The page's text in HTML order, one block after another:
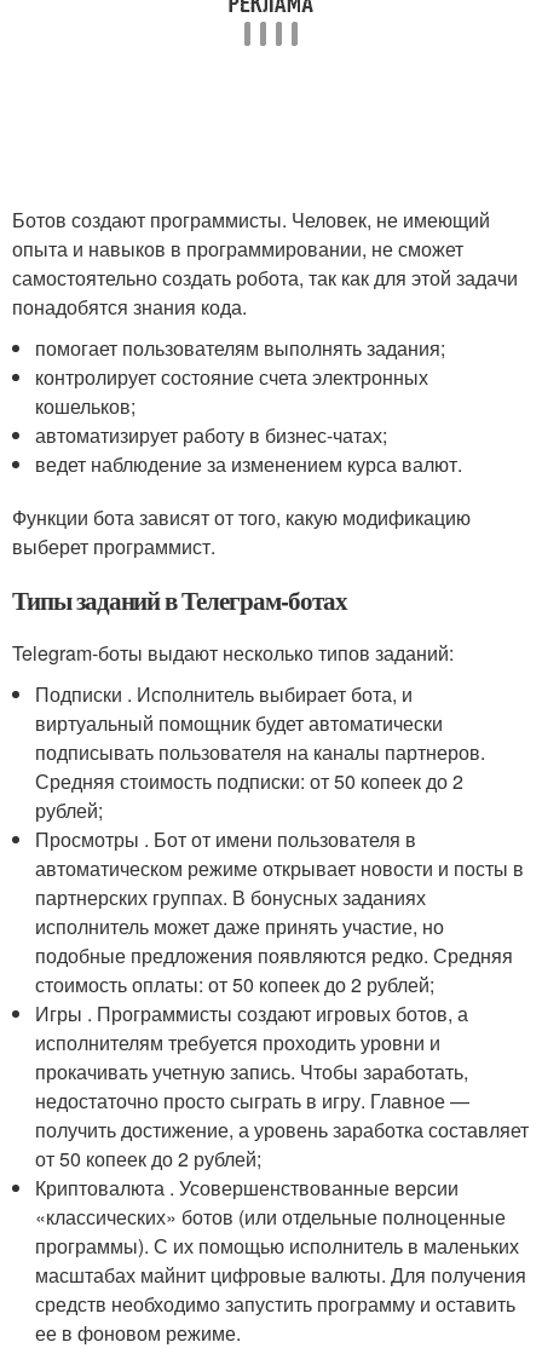
Ботов создают программисты. Человек, не имеющий
опыта и навыков в программировании, не сможет
самостоятельно создать робота, так как для этой задачи
понадобятся знания кода.
помогает пользователям выполнять задания;
контролирует состояние счета электронных
кошельков;
автоматизирует работу в бизнес-чатах;
ведет наблюдение за изменением курса валют.
Функции бота зависят от того, какую модификацию
выберет программист.
Типы заданий в Телеграм-ботах
Telegram-боты выдают несколько типов заданий:
Подписки . Исполнитель выбирает бота, и
виртуальный помощник будет автоматически
подписывать пользователя на каналы партнеров.
Средняя стоимость подписки: от 50 копеек до 2
рублей;
Просмотры . Бот от имени пользователя в
автоматическом режиме открывает новости и посты в
партнерских группах. В бонусных заданиях
исполнитель может даже принять участие, но
подобные предложения появляются редко. Средняя
стоимость оплаты: от 50 копеек до 2 рублей;
Игры . Программисты создают игровых ботов, а
исполнителям требуется проходить уровни и
прокачивать учетную запись. Чтобы заработать,
недостаточно просто сыграть в игру. Главное —
получить достижение, а уровень заработка составляет
от 50 копеек до 2 рублей;
Криптовалюта . Усовершенствованные версии
«классических» ботов (или отдельные полноценные
программы). С их помощью исполнитель в маленьких
масштабах майнит цифровые валюты. Для получения
средств необходимо запустить программу и оставить
ее в фоновом режиме.